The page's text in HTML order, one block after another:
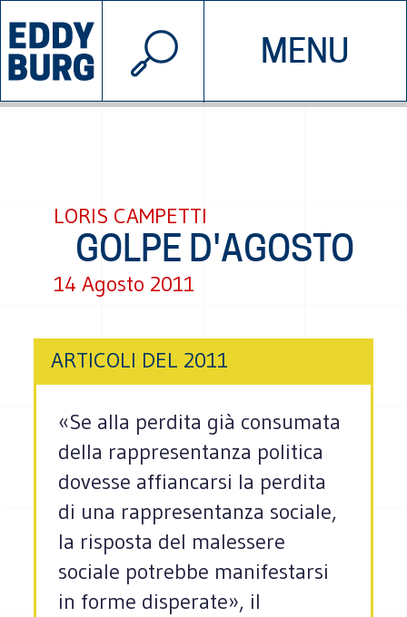
MENU
INIZIATIVE CHI SIAMO
© 2026 EDDYBURG
LORIS CAMPETTI
GOLPE D'AGOSTO
14 Agosto 2011
ARTICOLI DEL 2011
«Se alla perdita già consumata
della rappresentanza politica
dovesse affiancarsi la perdita
di una rappresentanza sociale,
la risposta del malessere
sociale potrebbe manifestarsi
in forme disperate», il